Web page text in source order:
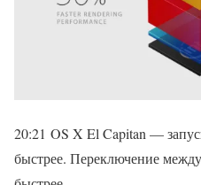
20:21 OS X El Capitan —
быстрее. Переключение